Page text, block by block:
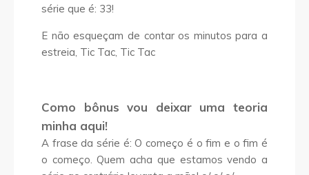
série que é: 33!
E não esqueçam de contar os minutos para a
estreia, Tic Tac, Tic Tac
Como bônus vou deixar uma teoria
minha aqui!
A frase da série é: O começo é o fim e o fim é
o começo. Quem acha que estamos vendo a